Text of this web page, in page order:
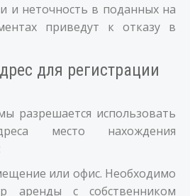
и неточность в поданных на
приведут к отказу в
для регистрации
разрешается использовать
место нахождения
или офис. Необходимо
аренды с собственником